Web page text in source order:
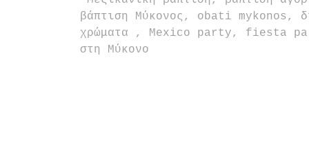
βάπτιση Μύκονος, obati mykonos,
χρώματα , Mexico party, fiesta
στη Μύκονο